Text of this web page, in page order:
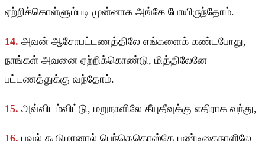
ஏற்றிக்கொள்ளும்படி முன்னாக அங்கே போயிருந்தோம்.
14. அவன் ஆசோபட்டணத்திலே எங்களைக் கண்டபோது,
நாங்கள் அவனை ஏற்றிக்கொண்டு, மித்திலேனே
பட்டணத்துக்கு வந்தோம்.
15. அவ்விடம்விட்டு, மறுநாளிலே கீயுதீவுக்கு எதிராக வந்து,
16. பவுல் கூடுமானால் பெந்தெகொஸ்தே பண்டிகைநாளிலே